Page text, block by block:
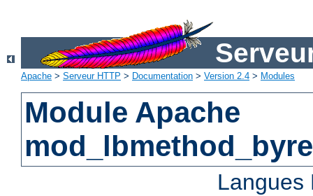
Apache > Serveur HTTP > Documentation > Version 2.4 > Modules
Module Apache